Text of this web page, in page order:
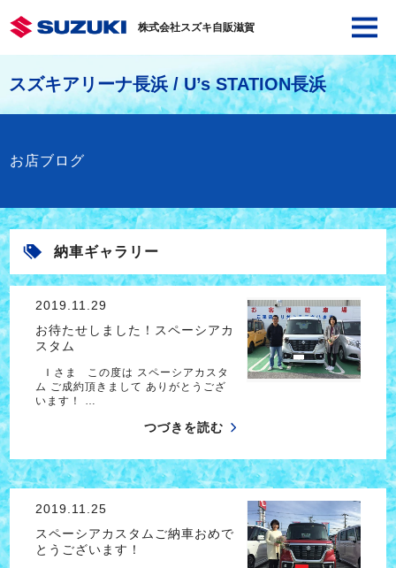
株式会社スズキ自販滋賀
スズキアリーナ長浜 / U’s STATION長浜
お店ブログ
納車ギャラリー
2019.11.29
お待たせしました！スペーシアカ
スタム
Ｉさま この度は スペーシアカスタ
ム ご成約頂きまして ありがとうござ
います！ …
つづきを読む
2019.11.25
スペーシアカスタムご納車おめで
とうございます！